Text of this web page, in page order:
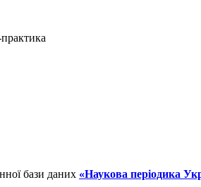
бази даних «Наукова періодика